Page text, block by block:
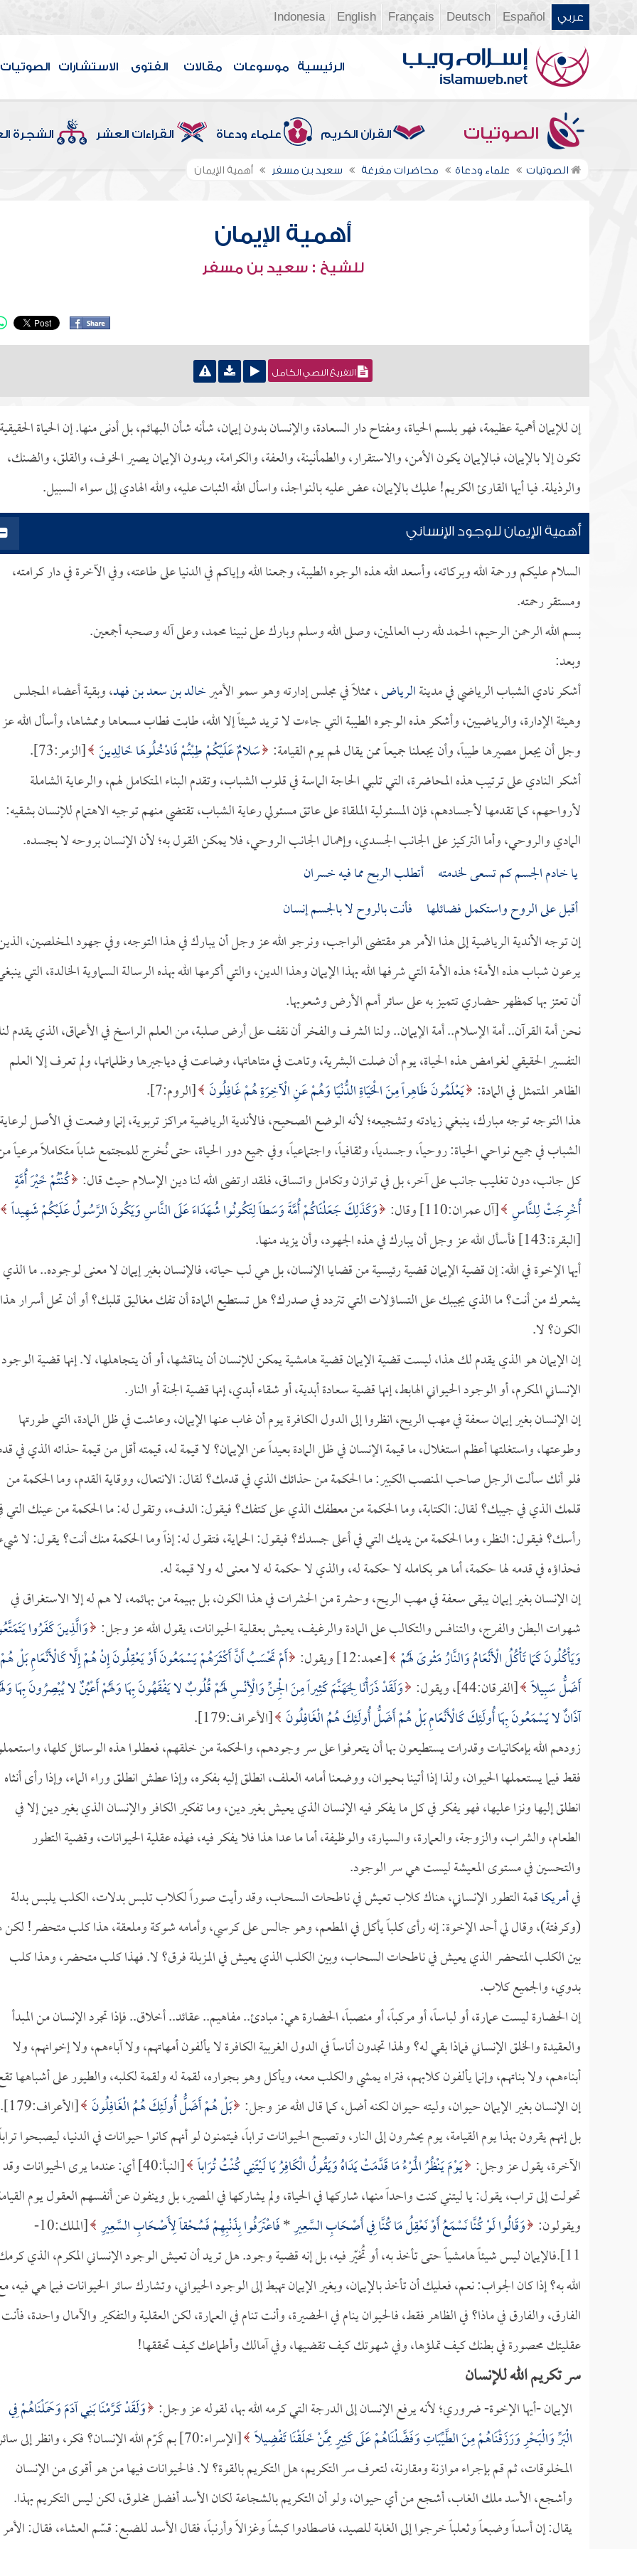
عربي Español
Deutsch
Français
English
Indonesia
الرئيسية موسوعات مقالات الفتوى الاستشارات الصوتيات
الصوتيات القرآن الكريم علماء ودعاة القراءات العشر الشجرة
الصوتيات علماء ودعاة محاضرات مفرغة سعيد بن مسفر أهمية الإيمان
أهمية الإيمان
للشيخ : سعيد بن مسفر
التفريغ النصي الكامل
إن للإيمان أهمية عظيمة، فهو بلسم الحياة، ومفتاح دار السعادة، والإنسان بدون إيمان، شأنه شأن البهائم، بل أدنى منها. إن الحياة
تكون إلا بالإيمان، فبالإيمان يكون الأمن، والاستقرار، والطمأنينة، والعفة، والكرامة، وبدون الإيمان يصير الخوف، والقلق، والضنك،
والرذيلة. فيا أيها القارئ الكريم! عليك بالإيمان، عض عليه بالنواجذ، واسأل الله الثبات عليه، والله الهادي إلى سواء السبيل.
أهمية الإيمان للوجود الإنساني
السلام عليكم ورحمة الله وبركاته، وأسعد الله هذه الوجوه الطيبة، وجمعنا الله وإياكم في الدنيا على طاعته، وفي الآخرة في دار كرامته،
ومستقر رحمته.
بسم الله الرحمن الرحيم، الحمد لله رب العالمين، وصلى الله وسلم وبارك على نبينا محمد، وعلى آله وصحبه أجمعين.
وبعد:
أشكر نادي الشباب الرياضي في مدينةالرياض، ممثلاً في مجلس إدارته وهو سمو الأميرخالد بن سعد بن فهد، وبقية أعضاء المجلس
وهيئة الإدارة، والرياضيين، وأشكر هذه الوجوه الطيبة التي جاءت لا تريد شيئاً إلا الله، طابت فطاب مسعاها وممشاها، وأسأل الله عز
وجل أن يجعل مصيرها طيباً، وأن يجعلنا جميعاً ممن يقال لهم يوم القيامة: سَلامٌ عَلَيْكُمْ طِبْتُمْ فَادْخُلُوهَا خَالِدِينَ [الزمر:73].
أشكر النادي على ترتيب هذه المحاضرة، التي تلبي الحاجة الماسة في قلوب الشباب، وتقدم البناء المتكامل لهم، والرعاية الشاملة
لأرواحهم، كما تقدمها لأجسادهم، فإن المسئولية الملقاة على عاتق مسئولي رعاية الشباب، تقتضي منهم توجيه الاهتمام للإنسان بشقيه:
المادي والروحي، وأما التركيز على الجانب الجسدي، وإهمال الجانب الروحي، فلا يمكن القول به؛ لأن الإنسان بروحه لا بجسده.
يا خادم الجسم كم تسعى لخدمته أتطلب الربح مما فيه خسران
أقبل على الروح واستكمل فضائلها فأنت بالروح لا بالجسم إنسان
إن توجه الأندية الرياضية إلى هذا الأمر هو مقتضى الواجب، ونرجو الله عز وجل أن يبارك في هذا التوجه، وفي جهود المخلصين،
يرعون شباب هذه الأمة؛ هذه الأمة التي شرفها الله بهذا الإيمان وهذا الدين، والتي أكرمها الله بهذه الرسالة السماوية الخالدة، التي
أن تعتز بها كمظهر حضاري تتميز به على سائر أمم الأرض وشعوبها.
نحن أمة القرآن.. أمة الإسلام.. أمة الإيمان.. ولنا الشرف والفخر أن نقف على أرض صلبة، من العلم الراسخ في الأعماق، الذي يقدم لنا
التفسير الحقيقي لغوامض هذه الحياة، يوم أن ضلت البشرية، وتاهت في متاهاتها، وضاعت في دياجيرها وظلماتها، ولم تعرف إلا العلم
الظاهر المتمثل في المادة: يَعْلَمُونَ ظَاهِراً مِنَ الْحَيَاةِ الدُّنْيَا وَهُمْ عَنِ الْآخِرَةِ هُمْ غَافِلُونَ [الروم:7].
هذا التوجه توجه مبارك، ينبغي زيادته وتشجيعه؛ لأنه الوضع الصحيح، فالأندية الرياضية مراكز تربوية، إنما وضعت في الأصل لرعاية
الشباب في جميع نواحي الحياة: روحياً، وجسدياً، وثقافياً، واجتماعياً، وفي جميع دور الحياة، حتى نُخرج للمجتمع شاباً متكاملاً مرعياً
كل جانب، دون تغليب جانب على آخر، بل في توازن وتكامل واتساق، فلقد ارتضى الله لنا دين الإسلام حيث قال: كُنْتُمْ خَيْرَ أُمَّةٍ
أُخْرِجَتْ لِلنَّاسِ [آل عمران:110] وقال:
وَكَذَلِكَ جَعَلْنَاكُمْ أُمَّةً وَسَطاً لِتَكُونُوا شُهَدَاءَ عَلَى النَّاسِ وَيَكُونَ الرَّسُولُ عَلَيْكُمْ شَهِيداً
[البقرة:143] فأسأل الله عز وجل أن يبارك في هذه الجهود، وأن يزيد منها.
أيها الإخوة في الله: إن قضية الإيمان قضية رئيسية من قضايا الإنسان، بل هي لب حياته، فالإنسان بغير إيمان لا معنى لوجوده.. ما الذي
يشعرك من أنت؟ ما الذي يجيبك على التساؤلات التي تتردد في صدرك؟ هل تستطيع المادة أن تفك مغاليق قلبك؟ أو أن تحل أسرار هذا
الكون؟ لا.
إن الإيمان هو الذي يقدم لك هذا، ليست قضية الإيمان قضية هامشية يمكن للإنسان أن يناقشها، أو أن يتجاهلها، لا. إنها قضية الوجود
الإنساني المكرم، أو الوجود الحيواني الهابط، إنها قضية سعادة أبدية، أو شقاء أبدي، إنها قضية الجنة أو النار.
إن الإنسان بغير إيمان سعفة في مهب الريح، انظروا إلى الدول الكافرة يوم أن غاب عنها الإيمان، وعاشت في ظل المادة، التي طورتها
وطوعتها، واستغلتها أعظم استغلال، ما قيمة الإنسان في ظل المادة بعيداً عن الإيمان؟ لا قيمة له، قيمته أقل من قيمة حذائه الذي في
فلو أنك سألت الرجل صاحب المنصب الكبير: ما الحكمة من حذائك الذي في قدمك؟ لقال: الانتعال، ووقاية القدم، وما الحكمة من
قلمك الذي في جيبك؟ لقال: الكتابة، وما الحكمة من معطفك الذي على كتفك؟ فيقول: الدفء، وتقول له: ما الحكمة من عينك التي
رأسك؟ فيقول: النظر، وما الحكمة من يديك التي في أعلى جسدك؟ فيقول: الحماية، فتقول له: إذاً وما الحكمة منك أنت؟ يقول: لا
فحذاؤه في قدمه لها حكمة، أما هو بكامله لا حكمة له، والذي لا حكمة له لا معنى له ولا قيمة له.
إن الإنسان بغير إيمان يبقى سعفة في مهب الريح، وحشرة من الحشرات في هذا الكون، بل بهيمة من بهائمه، لا هم له إلا الاستغراق في
شهوات البطن والفرج، والتنافس والتكالب على المادة والرغيف، يعيش بعقلية الحيوانات، يقول الله عز وجل: وَالَّذِينَ كَفَرُوا
وَيَأْكُلُونَ كَمَا تَأْكُلُ الْأَنْعَامُ وَالنَّارُ مَثْوىً لَهُمْ [محمد:12] ويقول:
أَمْ تَحْسَبُ أَنَّ أَكْثَرَهُمْ يَسْمَعُونَ أَوْ يَعْقِلُونَ إِنْ هُمْ إِلَّا كَالْأَنْعَامِ بَلْ هُمْ
أَضَلُّ سَبِيلاً [الفرقان:44]، ويقول:
وَلَقَدْ ذَرَأْنَا لِجَهَنَّمَ كَثِيراً مِنَ الْجِنِّ وَالْأِنْسِ لَهُمْ قُلُوبٌ لا يَفْقَهُونَ بِهَا وَلَهُمْ أَعْيُنٌ لا يُبْصِرُونَ بِهَا
آذَانٌ لا يَسْمَعُونَ بِهَا أُولَئِكَ كَالْأَنْعَامِ بَلْ هُمْ أَضَلُّ أُولَئِكَ هُمُ الْغَافِلُونَ [الأعراف:179].
زودهم الله بإمكانيات وقدرات يستطيعون بها أن يتعرفوا على سر وجودهم، والحكمة من خلقهم، فعطلوا هذه الوسائل كلها،
فقط فيما يستعملها الحيوان، ولذا إذا أتينا بحيوان، ووضعنا أمامه العلف، انطلق إليه بفكره، وإذا عطش انطلق وراء الماء، وإذا رأى أنثاه
انطلق إليها ونزا عليها، فهو يفكر في كل ما يفكر فيه الإنسان الذي يعيش بغير دين، وما تفكير الكافر والإنسان الذي بغير دين إلا في
الطعام، والشراب، والزوجة، والعمارة، والسيارة، والوظيفة، أما ما عدا هذا فلا يفكر فيه، فهذه عقلية الحيوانات، وقضية التطور
والتحسين في مستوى المعيشة ليست هي سر الوجود.
فيأمريكاقمة التطور الإنساني، هناك كلاب تعيش في ناطحات السحاب، وقد رأيت صوراً لكلاب تلبس بدلات، الكلب يلبس بدلة
(وكرفتة)، وقال لي أحد الإخوة: إنه رأى كلباً يأكل في المطعم، وهو جالس على كرسي، وأمامه شوكة وملعقة، هذا كلب متحضر!
بين الكلب المتحضر الذي يعيش في ناطحات السحاب، وبين الكلب الذي يعيش في المزبلة فرق؟ لا. فهذا كلب متحضر، وهذا كلب
بدوي، والجميع كلاب.
إن الحضارة ليست عمارة، أو لباساً، أو مركباً، أو منصباً، الحضارة هي: مبادئ.. مفاهيم.. عقائد.. أخلاق.. فإذا تجرد الإنسان من المبدأ
والعقيدة والخلق الإنساني فماذا بقي له؟ ولهذا تجدون أناساً في الدول الغربية الكافرة لا يألفون أمهاتهم، ولا آباءهم، ولا إخوانهم، ولا
أبناءهم، ولا بناتهم، وإنما يألفون كلابهم، فتراه يمشي والكلب معه، ويأكل وهو بجواره، لقمة له ولقمة لكلبه، والطيور على أشباهها
إن الإنسان بغير الإيمان حيوان، وليته حيوان لكنه أضل، كما قال الله عز وجل: بَلْ هُمْ أَضَلُّ أُولَئِكَ هُمُ الْغَافِلُونَ [الأعراف:179].
بل إنهم يقرون بهذا يوم القيامة، يوم يحشرون إلى النار، وتصبح الحيوانات تراباً، فيتمنون لو أنهم كانوا حيوانات في الدنيا، ليصبحوا
الآخرة، يقول عز وجل: يَوْمَ يَنْظُرُ الْمَرْءُ مَا قَدَّمَتْ يَدَاهُ وَيَقُولُ الْكَافِرُ يَا لَيْتَنِي كُنْتُ تُرَاباً
[النبأ:40] أي: عندما يرى الحيوانات وقد
تحولت إلى تراب، يقول: يا ليتني كنت واحداً منها، شاركها في الحياة، ولم يشاركها في المصير، بل وينفون عن أنفسهم العقول يوم
ويقولون: وَقَالُوا لَوْ كُنَّا نَسْمَعُ أَوْ نَعْقِلُ مَا كُنَّا فِي أَصْحَابِ السَّعِيرِ*فَاعْتَرَفُوا بِذَنْبِهِمْ فَسُحْقاً لِأَصْحَابِ السَّعِيرِ
[الملك:10-
11].فالإيمان ليس شيئاً هامشياً حتى تأخذ به، أو تُخيّر فيه، بل إنه قضية وجود. هل تريد أن تعيش الوجود الإنساني المكرم، الذي
الله به؟ إذا كان الجواب: نعم، فعليك أن تأخذ بالإيمان، وبغير الإيمان تهبط إلى الوجود الحيواني، وتشارك سائر الحيوانات فيما هي فيه،
الفارق، والفارق في ماذا؟ في الظاهر فقط، فالحيوان ينام في الحضيرة، وأنت تنام في العمارة، لكن العقلية والتفكير والآمال واحدة، فأنت
عقليتك محصورة في بطنك كيف تملؤها، وفي شهوتك كيف تقضيها، وفي آمالك وأطماعك كيف تحققها!
سر تكريم الله للإنسان
الإيمان -أيها الإخوة- ضروري؛ لأنه يرفع الإنسان إلى الدرجة التي كرمه الله بها، لقوله عز وجل: وَلَقَدْ كَرَّمْنَا بَنِي آدَمَ وَحَمَلْنَاهُمْ فِي
الْبَرِّ وَالْبَحْرِ وَرَزَقْنَاهُمْ مِنَ الطَّيِّبَاتِ وَفَضَّلْنَاهُمْ عَلَى كَثِيرٍ مِمَّنْ خَلَقْنَا تَفْضِيلاً
[الإسراء:70] بم كَرّم الله الإنسان؟ فكر، وانظر إلى
المخلوقات، ثم قم بإجراء موازنة ومقارنة، لتعرف سر التكريم، هل التكريم بالقوة؟ لا. فالحيوانات فيها من هو أقوى من الإنسان
وأشجع، الأسد ملك الغاب، أشجع من أي حيوان، ولو أن التكريم بالشجاعة لكان الأسد أفضل مخلوق، لكن ليس التكريم بهذا.
يقال: إن أسداً وضبعاً وثعلباً خرجوا إلى الغابة للصيد، فاصطادوا كبشاً وغزالاً وأرنباً، فقال الأسد للضبع: قسّم العشاء، فقال: الأمر